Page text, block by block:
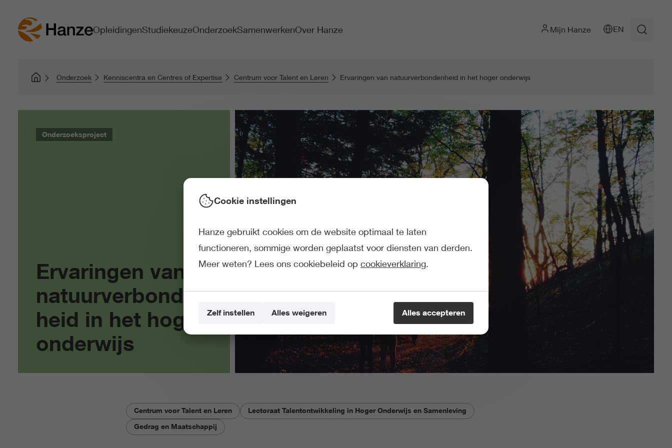
OpleidingenStudiekeuzeOnderzoekSamenwerkenOver Hanze Mijn Hanze EN
Onderzoek Kenniscentra en Centres of Expertise Centrum voor Talent en Leren Ervaringen van natuurverbondenheid in het hoger onderwijs
Ervaringen van
natuurverbonden
heid in het hoger
onderwijs
Onderzoeksproject
Centrum voor Talent en Leren
Lectoraat Talentontwikkeling in Hoger Onderwijs en Samenleving
Gedrag en Maatschappij
Cookie instellingen
Hanze gebruikt cookies om de website optimaal te laten
functioneren, sommige worden geplaatst voor diensten van derden.
Meer weten? Lees ons cookiebeleid op cookieverklaring.
Alles accepteren
Zelf instellen Alles weigeren